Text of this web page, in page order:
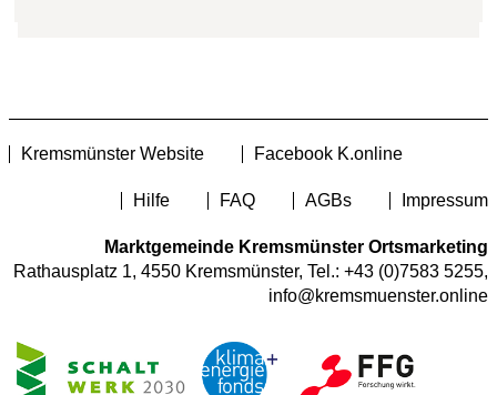
Kremsmünster Website Facebook K.online
Hilfe FAQ AGBs Impressum
Marktgemeinde Kremsmünster Ortsmarketing
Rathausplatz 1, 4550 Kremsmünster, Tel.: +43 (0)7583 5255,
info@kremsmuenster.online